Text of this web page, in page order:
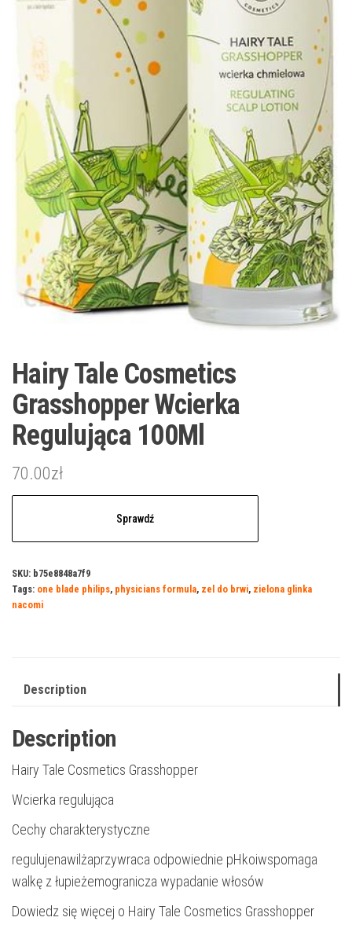
Hairy Tale Cosmetics
Grasshopper Wcierka
Regulująca 100Ml
70.00zł
Sprawdź
SKU: b75e8848a7f9
Tags: one blade philips, physicians formula, zel do brwi, zielona glinka
nacomi
Description
Description
Hairy Tale Cosmetics Grasshopper
Wcierka regulująca
Cechy charakterystyczne
regulujenawilżaprzywraca odpowiednie pHkoiwspomaga
walkę z łupieżemogranicza wypadanie włosów
Dowiedz się więcej o Hairy Tale Cosmetics Grasshopper